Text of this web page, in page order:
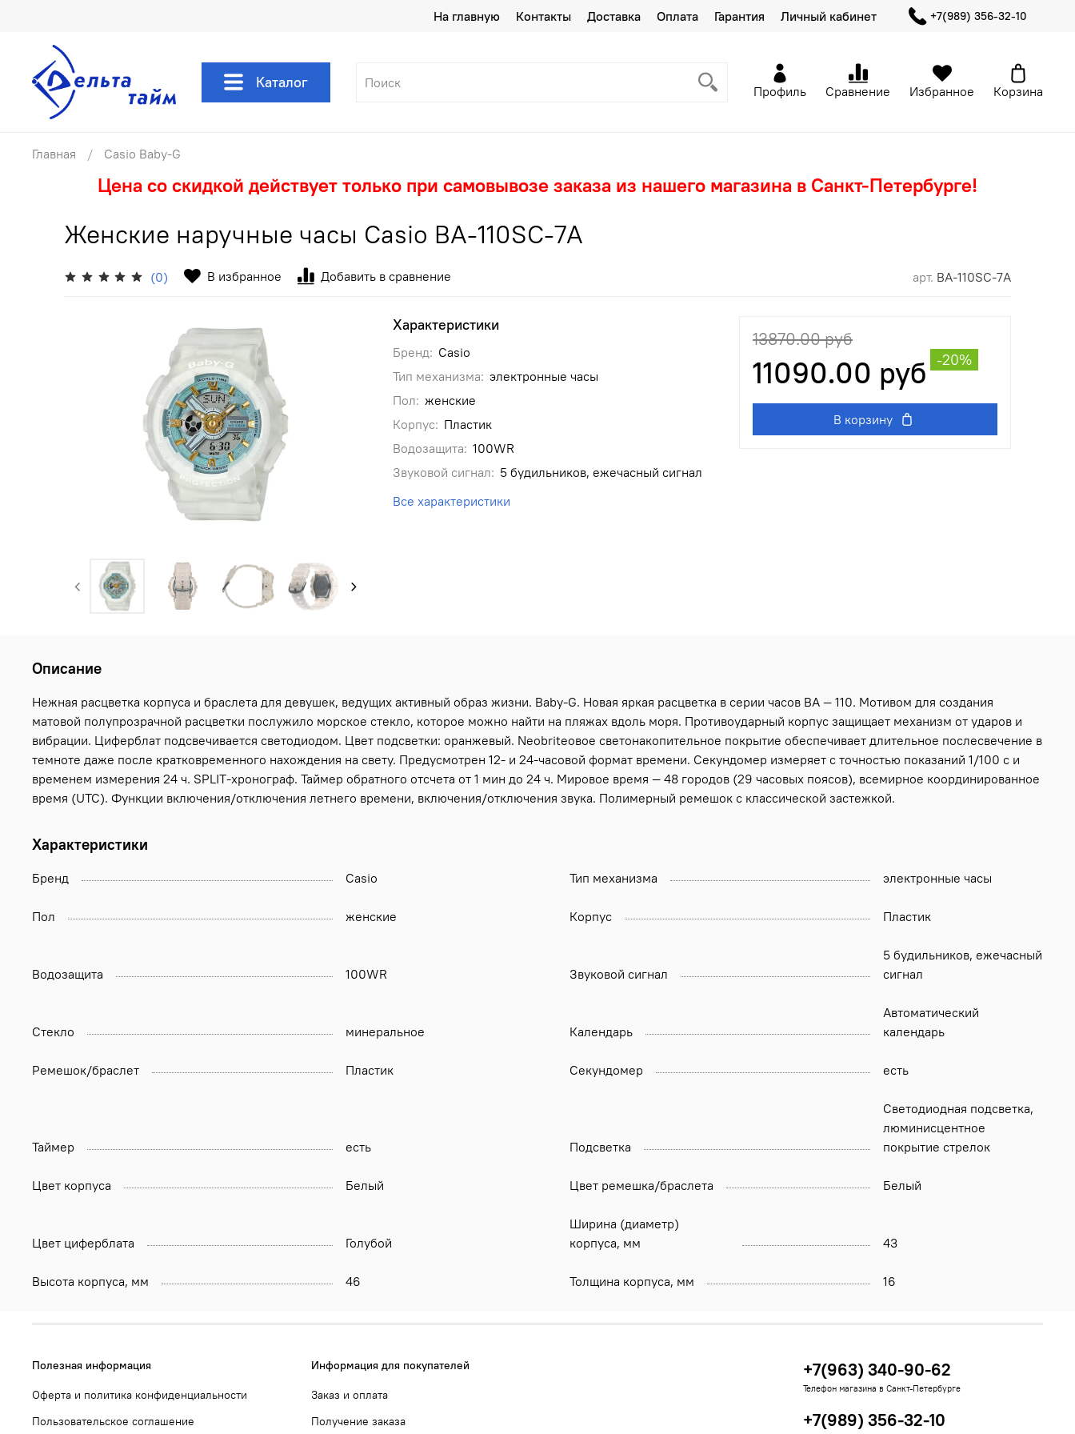
На главную Контакты Доставка Оплата Гарантия Личный кабинет +7(989) 356-32-10
Каталог Профиль Сравнение Избранное Корзина
Главная Casio Baby-G
Цена со скидкой действует только при самовывозе заказа из нашего магазина в Санкт-Петербурге!
Женские наручные часы Casio BA-110SC-7A
(0) В избранное Добавить в сравнение арт. BA-110SC-7A
Характеристики
Бренд: Casio
Тип механизма: электронные часы
Пол: женские
Корпус: Пластик
Водозащита: 100WR
Звуковой сигнал: 5 будильников, ежечасный сигнал
Все характеристики
13870.00 руб
11090.00 руб -20%
В корзину
Описание
Нежная расцветка корпуса и браслета для девушек, ведущих активный образ жизни. Baby-G. Новая яркая расцветка в серии часов BA — 110. Мотивом для создания
матовой полупрозрачной расцветки послужило морское стекло, которое можно найти на пляжах вдоль моря. Противоударный корпус защищает механизм от ударов и
вибрации. Циферблат подсвечивается светодиодом. Цвет подсветки: оранжевый. Neobriteовое светонакопительное покрытие обеспечивает длительное послесвечение в
темноте даже после кратковременного нахождения на свету. Предусмотрен 12- и 24-часовой формат времени. Секундомер измеряет с точностью показаний 1/100 с и
временем измерения 24 ч. SPLIT-хронограф. Таймер обратного отсчета от 1 мин до 24 ч. Мировое время — 48 городов (29 часовых поясов), всемирное координированное
время (UTC). Функции включения/отключения летнего времени, включения/отключения звука. Полимерный ремешок с классической застежкой.
Характеристики
Бренд Casio Тип механизма электронные часы
Пол женские Корпус Пластик
Водозащита 100WR Звуковой сигнал
5 будильников, ежечасный
сигнал
Стекло минеральное Календарь
Автоматический
календарь
Ремешок/браслет Пластик Секундомер есть
Таймер есть Подсветка
Светодиодная подсветка,
люминисцентное
покрытие стрелок
Цвет корпуса Белый Цвет ремешка/браслета Белый
Цвет циферблата Голубой
Ширина (диаметр)
корпуса, мм
43
Высота корпуса, мм 46 Толщина корпуса, мм 16
Полезная информация
Оферта и политика конфиденциальности
Пользовательское соглашение
Информация для покупателей
Заказ и оплата
Получение заказа
+7(963) 340-90-62
Телефон магазина в Санкт-Петербурге
+7(989) 356-32-10